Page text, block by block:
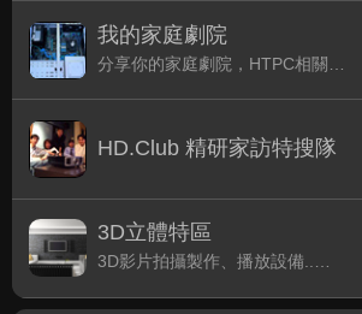
我的家庭劇院
HD.Club 精研家訪特搜隊
3D立體特區
3D影片拍攝製作、播放設備..等相關討論